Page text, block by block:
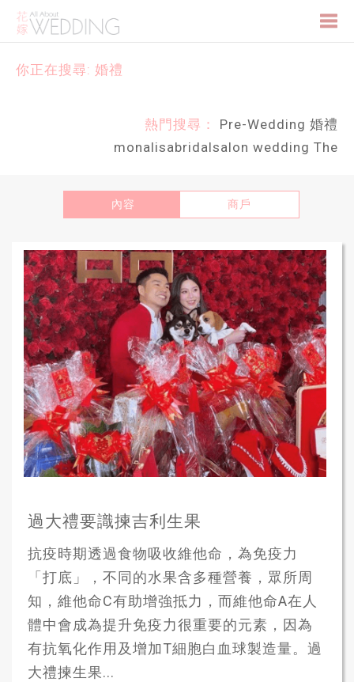
你正在搜尋: 婚禮
熱門搜尋： Pre-Wedding 婚禮
monalisabridalsalon wedding The
內容 商戶
過大禮要識揀吉利生果
抗疫時期透過食物吸收維他命，為免疫力
「打底」，不同的水果含多種營養，眾所周
知，維他命C有助增強抵力，而維他命A在人
體中會成為提升免疫力很重要的元素，因為
有抗氧化作用及增加T細胞白血球製造量。過
大禮揀生果...